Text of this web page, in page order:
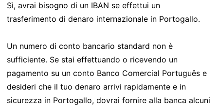
Sì, avrai bisogno di un IBAN se effettui un
trasferimento di denaro internazionale in Portogallo.
Un numero di conto bancario standard non è
sufficiente. Se stai effettuando o ricevendo un
pagamento su un conto Banco Comercial Português e
desideri che il tuo denaro arrivi rapidamente e in
sicurezza in Portogallo, dovrai fornire alla banca alcuni